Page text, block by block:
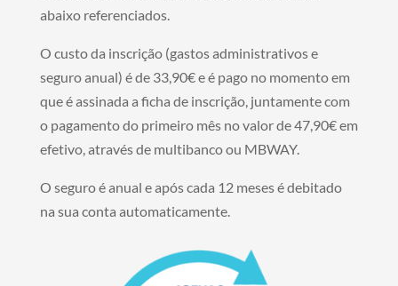
abaixo referenciados.
O custo da inscrição (gastos administrativos e
seguro anual) é de 33,90€ e é pago no momento em
que é assinada a ficha de inscrição, juntamente com
o pagamento do primeiro mês no valor de 47,90€ em
efetivo, através de multibanco ou MBWAY.
O seguro é anual e após cada 12 meses é debitado
na sua conta automaticamente.